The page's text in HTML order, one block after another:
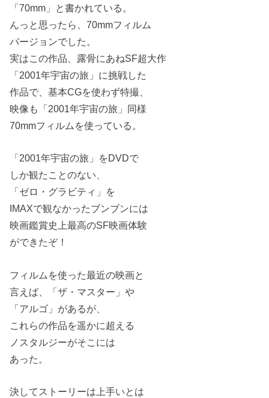
「70mm」と書かれている。
んっと思ったら、70mmフィルム
バージョンでした。
実はこの作品、露骨にあねSF超大作
「2001年宇宙の旅」に挑戦した
作品で、基本CGを使わず特撮、
映像も「2001年宇宙の旅」同様
70mmフィルムを使っている。
「2001年宇宙の旅」をDVDで
しか観たことのない、
「ゼロ・グラビティ」を
IMAXで観なかったブンブンには
映画鑑賞史上最高のSF映画体験
ができたぞ！
フィルムを使った最近の映画と
言えば、「ザ・マスター」や
「アルゴ」があるが、
これらの作品を遥かに超える
ノスタルジーがそこには
あった。
決してストーリーは上手いとは